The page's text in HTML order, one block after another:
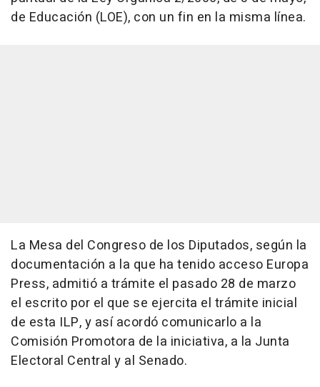
de Educación (LOE), con un fin en la misma línea.
La Mesa del Congreso de los Diputados, según la
documentación a la que ha tenido acceso Europa
Press, admitió a trámite el pasado 28 de marzo
el escrito por el que se ejercita el trámite inicial
de esta ILP, y así acordó comunicarlo a la
Comisión Promotora de la iniciativa, a la Junta
Electoral Central y al Senado.